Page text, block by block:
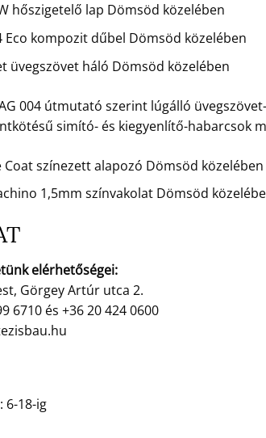
hőszigetelő lap Dömsöd közelében
Eco kompozit dűbel Dömsöd közelében
üvegszövet háló Dömsöd közelében
004 útmutató szerint lúgálló
simító- és kiegyenlítő-habarcsok
Coat színezett alapozó Dömsöd közelében
1,5mm színvakolat Dömsöd
elérhetőségei:
Görgey Artúr utca 2.
6710 és +36 20 424 0600
6-18-ig